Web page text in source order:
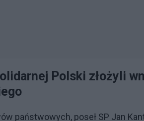
Polski złożyli
państwowych, poseł SP Jan